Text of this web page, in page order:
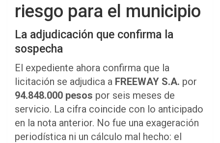
riesgo para el municipio
La adjudicación que confirma la
sospecha
El expediente ahora confirma que la
licitación se adjudica a FREEWAY S.A. por
94.848.000 pesos por seis meses de
servicio. La cifra coincide con lo anticipado
en la nota anterior. No fue una exageración
periodística ni un cálculo mal hecho: el